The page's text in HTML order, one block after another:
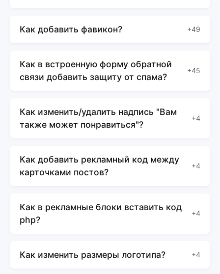
Как добавить фавикон? +49
Как в встроенную форму обратной
связи добавить защиту от спама?
+45
Как изменить/удалить надпись "Вам
также может понравиться"?
+4
Как добавить рекламный код между
карточками постов?
+4
Как в рекламные блоки вставить код
php?
+4
Как изменить размеры логотипа? +4